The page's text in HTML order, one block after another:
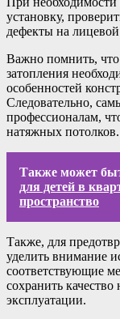
установку,
дефекты на
Важно помнить, что
затопления
особенностей
Следовательно,
профессионалам,
натяжных потолков.
Также может
для детей в
пространство
Также, для
уделить внимание
соответствующие
сохранить
эксплуатации.